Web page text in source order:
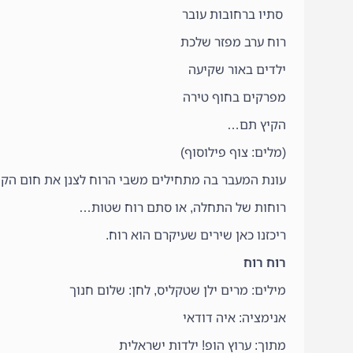
סתיו ברחובות עובר
רוח ערב מפזר שלכת
ילדים באור שקיעה
מפרקים בחוף טירה
הקיץ תם…
(מלים: צוף פילוסוף)
עונת המעבר בה מתחילים משבי הרוח לצנן את חום
רוחות של התחלה, או סתם רוח שטות…
ריכזנו כאן שירים שעיקרם הוא רוח.
רוח רוח
מילים: מרים ילן שטקליס, לחן: שלום חנוך
אנימציה: איה דודאי
מתוך: ערוץ הופ! ילדות ישראלית